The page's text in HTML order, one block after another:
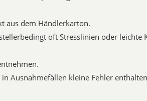
aus dem Händlerkarton.
oft Stresslinien oder leichte
Ausnahmefällen kleine Fehler